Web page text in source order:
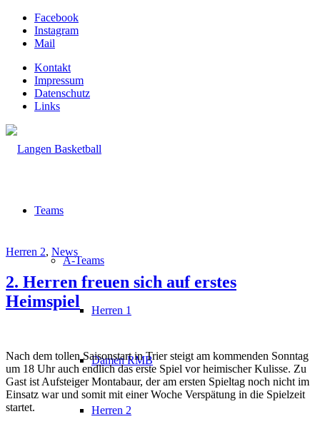
Facebook
Instagram
Mail
Kontakt
Impressum
Datenschutz
Links
Teams
A-Teams
Herren 1
Damen RMB
Herren 2
Herren 2, News
2. Herren freuen sich auf erstes
Heimspiel
Nach dem tollen Saisonstart in Trier steigt am kommenden Sonntag
um 18 Uhr auch endlich das erste Spiel vor heimischer Kulisse. Zu
Gast ist Aufsteiger Montabaur, der am ersten Spieltag noch nicht im
Einsatz war und somit mit einer Woche Verspätung in die Spielzeit
startet.